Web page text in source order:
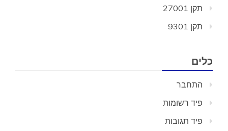
תקן 27001
תקן 9301
כלים
התחבר
פיד רשומות
פיד תגובות